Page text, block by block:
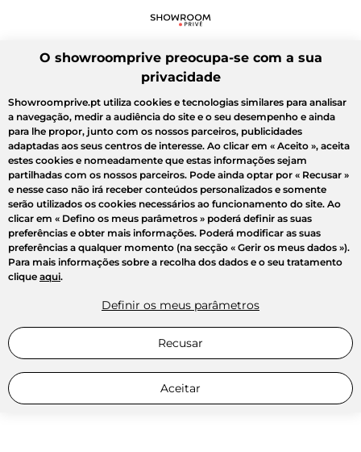
O showroomprive preocupa-se com a sua
privacidade
Showroomprive.pt utiliza cookies e tecnologias similares para analisar
a navegação, medir a audiência do site e o seu desempenho e ainda
para lhe propor, junto com os nossos parceiros, publicidades
adaptadas aos seus centros de interesse. Ao clicar em « Aceito », aceita
estes cookies e nomeadamente que estas informações sejam
partilhadas com os nossos parceiros. Pode ainda optar por « Recusar »
e nesse caso não irá receber conteúdos personalizados e somente
serão utilizados os cookies necessários ao funcionamento do site. Ao
clicar em « Defino os meus parâmetros » poderá definir as suas
preferências e obter mais informações. Poderá modificar as suas
preferências a qualquer momento (na secção « Gerir os meus dados »).
Para mais informações sobre a recolha dos dados e o seu tratamento
clique aqui.
Definir os meus parâmetros
Recusar
Aceitar